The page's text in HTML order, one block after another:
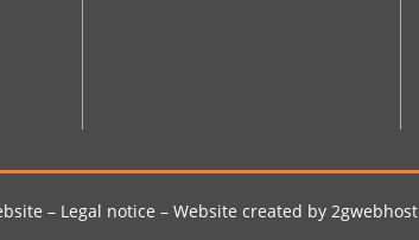
– Legal notice – Website created by 2gwebhost